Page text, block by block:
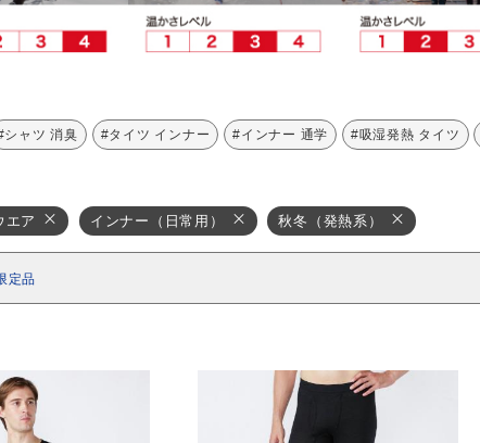
ウエル｜特集
｜特集
シャツ 消臭 #タイツ インナー #インナー 通学 #吸湿発熱 タイツ
エア インナー（日常用） 秋冬（発熱系）
定品